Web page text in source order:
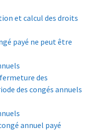
et calcul des droits
payé ne peut être
des
des congés annuels
annuel payé